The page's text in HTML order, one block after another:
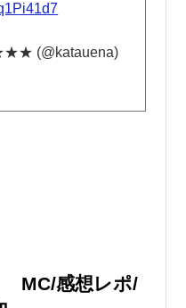
(@katauena)
MC/感想レポ/